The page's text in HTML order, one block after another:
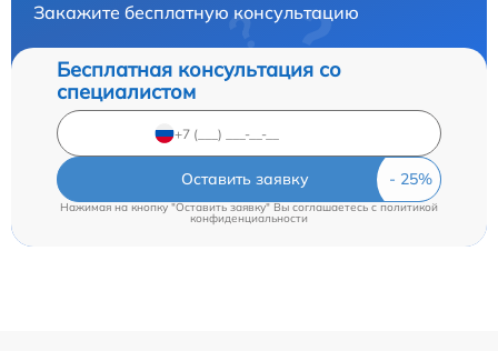
Закажите бесплатную консультацию
Бесплатная консультация со
специалистом
Оставить заявку
Нажимая на кнопку "Оставить заявку" Вы соглашаетесь c политикой
конфиденциальности